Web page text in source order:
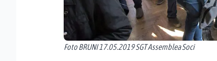
Foto BRUNI 17.05.2019 SGT Assemblea Soci